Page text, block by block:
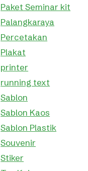
Paket Seminar kit
Palangkaraya
Percetakan
Plakat
printer
running text
Sablon
Sablon Kaos
Sablon Plastik
Souvenir
Stiker